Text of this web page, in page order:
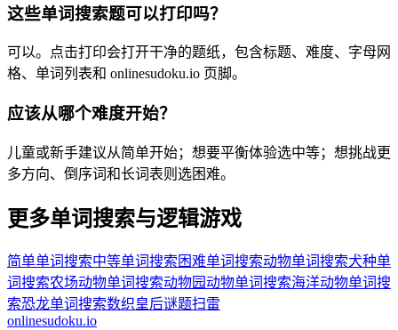
这些单词搜索题可以打印吗？
可以。点击打印会打开干净的题纸，包含标题、难度、字母网
格、单词列表和 onlinesudoku.io 页脚。
应该从哪个难度开始？
儿童或新手建议从简单开始；想要平衡体验选中等；想挑战更
多方向、倒序词和长词表则选困难。
更多单词搜索与逻辑游戏
简单单词搜索中等单词搜索 困难单词搜索动物单词搜索犬种单
词搜索农场动物单词搜索动物园动物单词搜索海洋动物单词搜
索恐龙单词搜索数织皇后谜题扫雷
onlinesudoku.io